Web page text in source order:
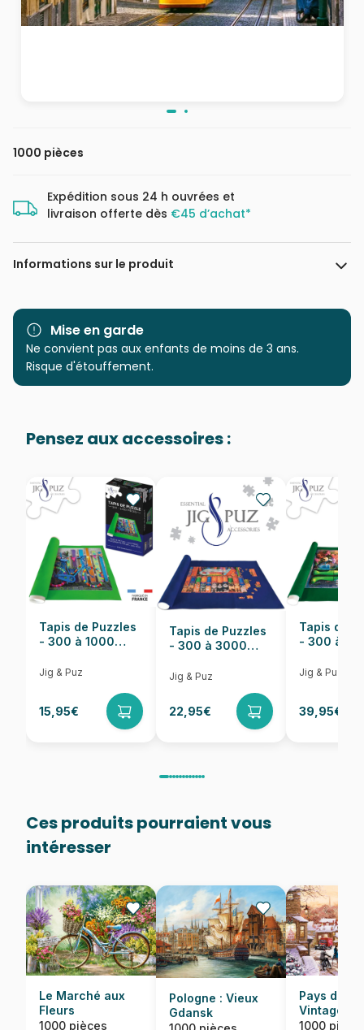
1000 pièces
Expédition sous 24 h ouvrées et
livraison offerte dès €45 d’achat*
Informations sur le produit
Marque
Castorland, les puzzles
Catégorie
EAN 5904438104260
Nombre de pièces 1000 pièces
Dimensions 68 x 47 cm
Mise en garde
Ne convient pas aux enfants de moins de 3 ans.
Risque d'étouffement.
Pensez aux accessoires :
Tapis de Puzzles
- 300 à 1000
Jig & Puz
15,95€
Tapis de Puzzles
- 300 à 3000
Jig & Puz
22,95€
Tapis de
- 300 à
Jig & Puz
39,95€
Ces produits pourraient vous
intéresser
Le Marché aux
Fleurs
1000 pièces
Pologne : Vieux
Gdansk
Pays
Vintage
1000